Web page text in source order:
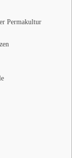
Permakultur